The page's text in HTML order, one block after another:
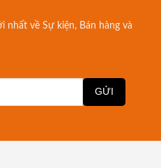
nhất về Sự kiện, Bán hàng và